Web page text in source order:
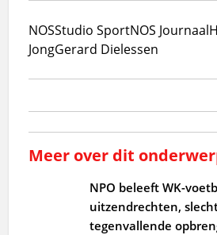
NOSStudio SportNOS Journaal
JongGerard Dielessen
Meer over dit
NPO beleeft WK-
uitzendrechten,
tegenvallende